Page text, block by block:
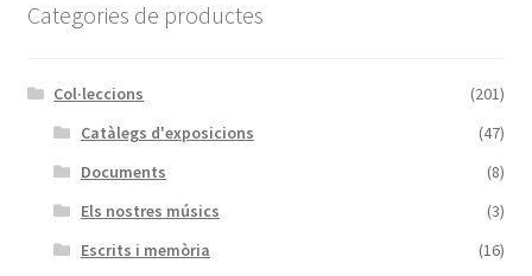
Categories de productes
Col·leccions
(201)
Catàlegs d'exposicions
(47)
Documents
(8)
Els nostres músics
(3)
Escrits i memòria
(16)